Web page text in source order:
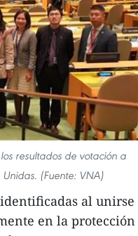
resultados de votación a
(Fuente: VNA)
al unirse
en la protección